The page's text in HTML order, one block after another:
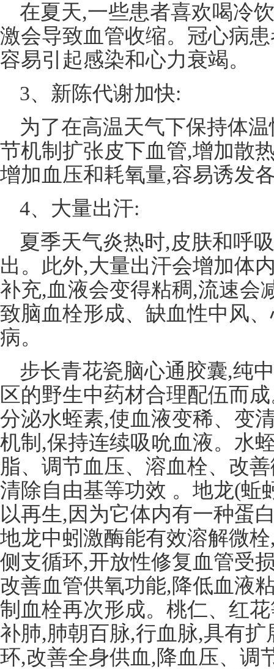
在夏天,一些患者喜欢喝冷
激会导致血管收缩。冠心病
容易引起感染和心力衰竭。
3、新陈代谢加快:
为了在高温天气下保持体
节机制扩张皮下血管,增加散
增加血压和耗氧量,容易诱发
4、大量出汗:
夏季天气炎热时,皮肤和呼
出。此外,大量出汗会增加体
补充,血液会变得粘稠,流速会
致脑血栓形成、缺血性中风
病。
步长青花瓷脑心通胶囊,纯
区的野生中药材合理配伍而
分泌水蛭素,使血液变稀、变
机制,保持连续吸吮血液。水
脂、调节血压、溶血栓、改
清除自由基等功效 。地龙(蚯
以再生,因为它体内有一种蛋
地龙中蚓激酶能有效溶解微
侧支循环,开放性修复血管受
改善血管供氧功能,降低血液
制血栓再次形成。桃仁、红
补肺,肺朝百脉,行血脉,具有
环,改善全身供血,降血压、调